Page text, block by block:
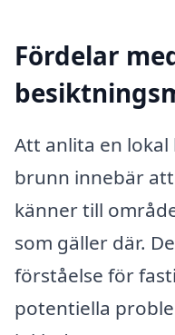
Fördelar
Att anlita en lokal
brunn innebär
känner till
som gäller där.
förståelse för
potentiella